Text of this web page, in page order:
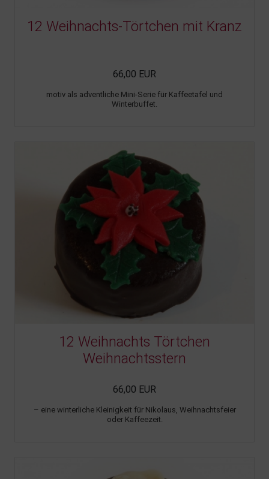
12 Weihnachts-Törtchen mit Kranz
66,00 EUR
motiv als adventliche Mini-Serie für Kaffeetafel und
Winterbuffet.
12 Weihnachts Törtchen
Weihnachtsstern
66,00 EUR
– eine winterliche Kleinigkeit für Nikolaus, Weihnachtsfeier
oder Kaffeezeit.